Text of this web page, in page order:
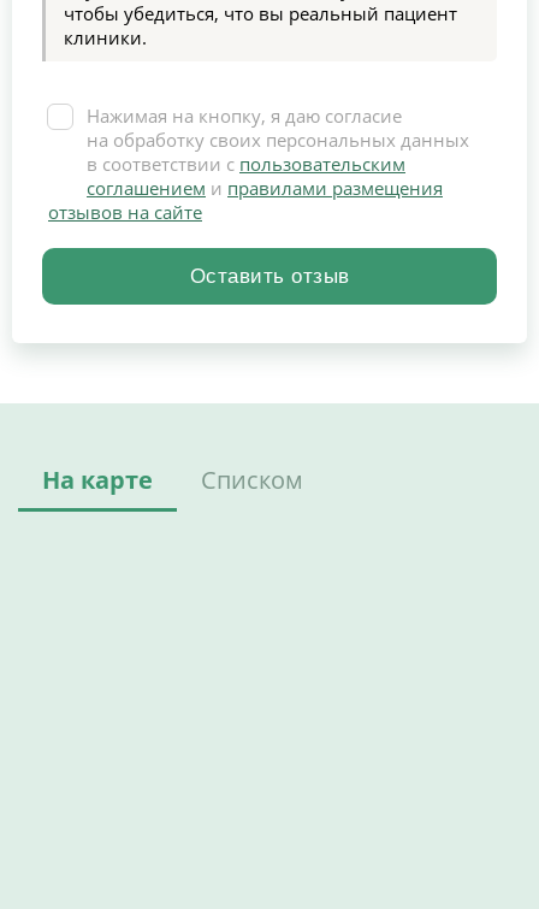
чтобы убедиться, что вы реальный пациент
клиники.
Нажимая на кнопку, я даю согласие
на обработку своих персональных данных
в соответствии с пользовательским
соглашением и правилами размещения
отзывов на сайте
На карте Списком